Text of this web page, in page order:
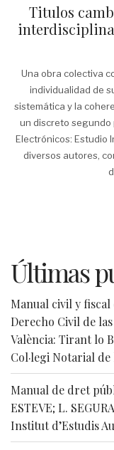
on
Titulos
Una obra colectiva
individualidad de
sistemática y la
un discreto segundo
Electrónicos: Estudio
diversos autores,
Últimas
Manual civil y fiscal
Derecho Civil de
València: Tirant lo
Col·legi Notarial
Manual de dret
ESTEVE; L.
Institut d’Estudis